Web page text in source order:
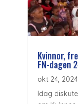
Kvinnor,
FN-dagen
okt 24, 2024
Idag